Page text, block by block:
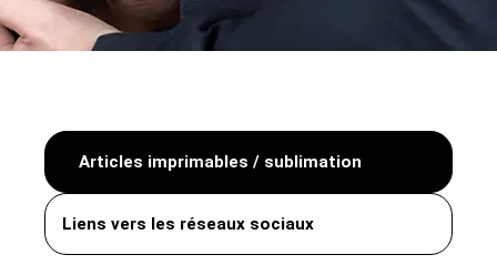
Articles imprimables / sublimation
Liens vers les réseaux sociaux